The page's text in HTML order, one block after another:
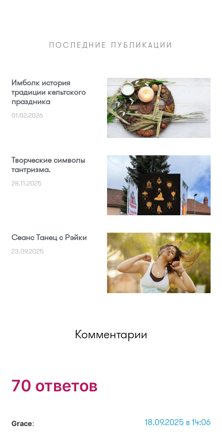
ПОСЛЕДНИЕ ПУБЛИКАЦИИ
Имболк история
традиции кельтского
праздника
01.02.2026
Творческие символы
тантризма.
28.11.2025
Сеанс Танец с Рэйки
23.09.2025
Комментарии
70 ответов
Grace: 18.09.2025 в 14:06